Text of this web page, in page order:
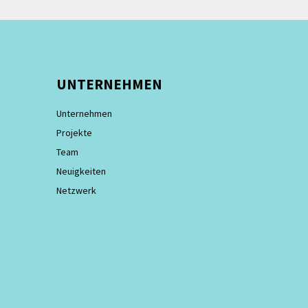
UNTERNEHMEN
Unternehmen
Projekte
Team
Neuigkeiten
Netzwerk